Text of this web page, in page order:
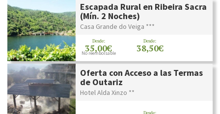
Escapada Rural en Ribeira Sacra
(Mín. 2 Noches)
Casa Grande do Veiga ***
Desde:
35,00€
No reembolsable
Desde:
38,50€
Oferta con Acceso a las Termas
de Outariz
Hotel Alda Xinzo **
Desde: